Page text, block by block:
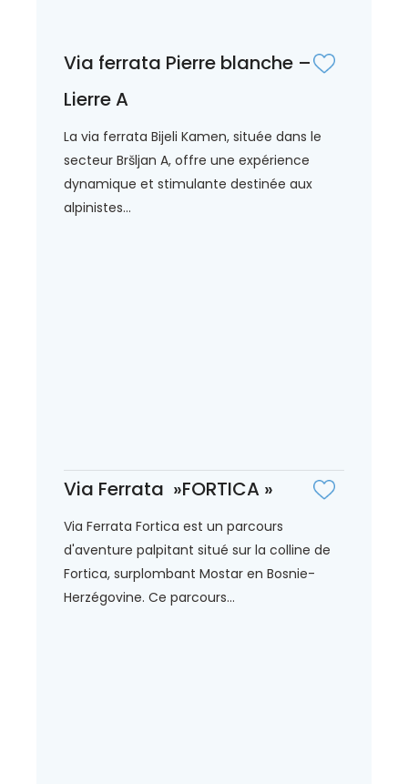
Via ferrata Pierre blanche –
Lierre A
La via ferrata Bijeli Kamen, située dans le
secteur Bršljan A, offre une expérience
dynamique et stimulante destinée aux
alpinistes...
Via Ferrata »FORTICA »
Via Ferrata Fortica est un parcours
d'aventure palpitant situé sur la colline de
Fortica, surplombant Mostar en Bosnie-
Herzégovine. Ce parcours...